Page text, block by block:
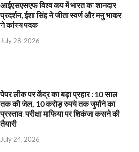
आईएसएसएफ विश्व कप में भारत का शानदार
प्रदर्शन, ईशा सिंह ने जीता स्वर्ण और मनु भाकर
ने कांस्य पदक
July 28, 2026
पेपर लीक पर केंद्र का बड़ा प्रहार : 10 साल
तक की जेल, 10 करोड़ रुपये तक जुर्माने का
प्रस्ताव; परीक्षा माफिया पर शिकंजा कसने की
तैयारी
July 24, 2026